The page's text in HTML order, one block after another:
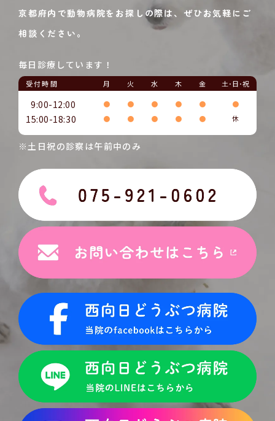
京都府内で動物病院をお探しの際は、ぜひお気軽にご
相談ください。
毎日診療しています！
受付時間 月 火 水 木 金 土･日･祝
9:00-12:00 ● ● ● ● ● ●
15:00-18:30 ● ● ● ● ● 休
※土日祝の診察は午前中のみ